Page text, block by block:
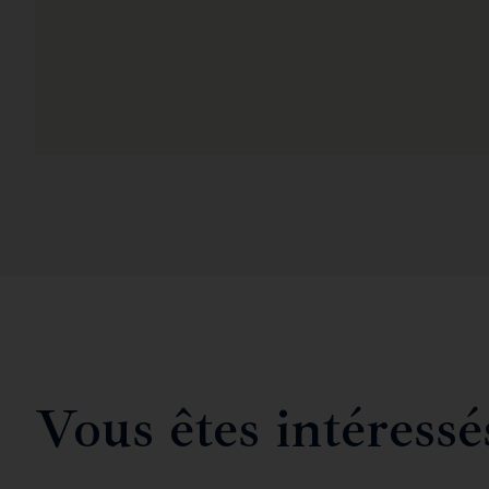
Vous êtes